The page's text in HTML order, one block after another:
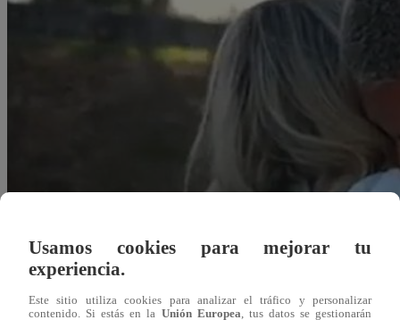
Redacción Latina
Usamos cookies para mejorar tu
experiencia.
Este sitio utiliza cookies para analizar el tráfico y personalizar
contenido. Si estás en la Unión Europea , tus datos se gestionarán